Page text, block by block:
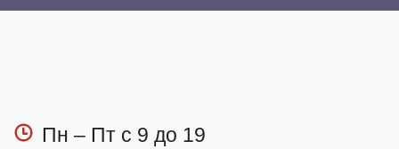
Пн – Пт с 9 до 19